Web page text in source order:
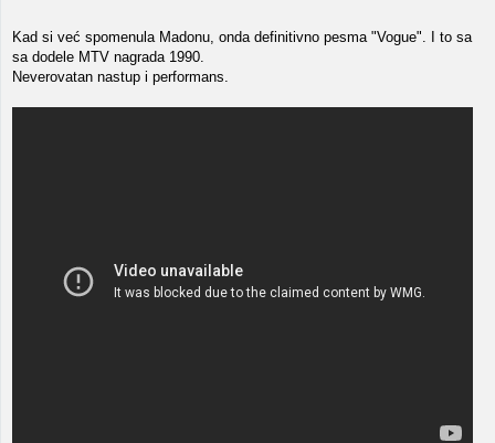
Kad si već spomenula Madonu, onda definitivno pesma "Vogue". I to sa
sa dodele MTV nagrada 1990.
Neverovatan nastup i performans.